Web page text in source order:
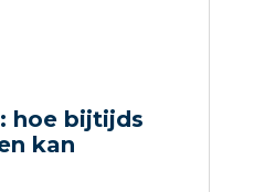
hoe bijtijds
kan